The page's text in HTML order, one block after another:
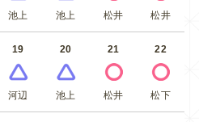
池上 池上 松井 松井
19
河辺
20
池上
21
松井
22
松下